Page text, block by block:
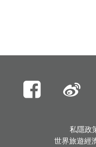
私隱政
世界旅遊經